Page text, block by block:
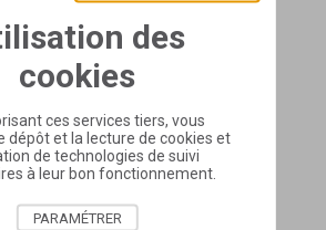
des
cookies
ces services tiers, vous
dépôt et la lecture de cookies et
de technologies de suivi
à leur bon fonctionnement.
PARAMÉTRER